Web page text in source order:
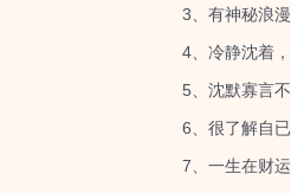
3、有神秘浪漫
4、冷静沈着，
5、沈默寡言不
6、很了解自已
7、一生在财运